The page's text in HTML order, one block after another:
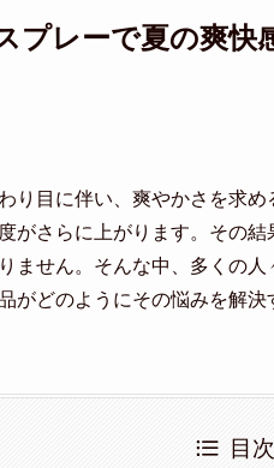
プレーで夏の爽快
り目に伴い、爽やかさを求
がさらに上がります。その
ません。そんな中、多くの
がどのようにその悩みを解決
目次